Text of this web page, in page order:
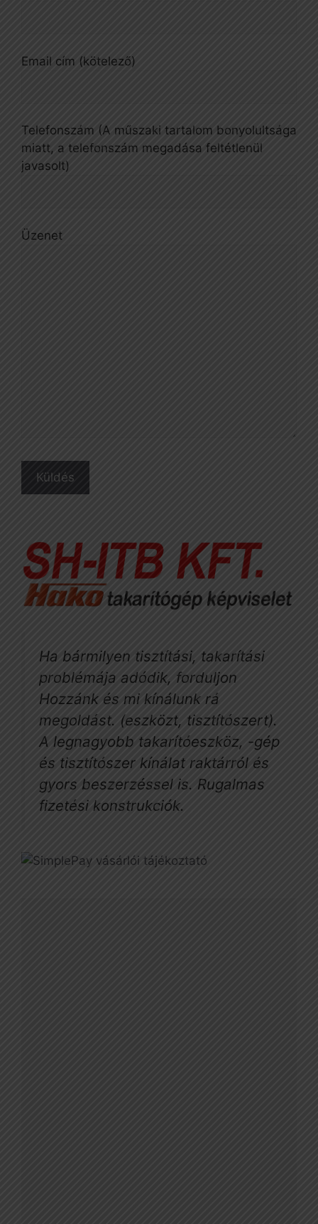
Email cím (kötelező)
Telefonszám (A műszaki tartalom bonyolultsága
miatt, a telefonszám megadása feltétlenül
javasolt)
Üzenet
Ha bármilyen tisztítási, takarítási
problémája adódik, forduljon
Hozzánk és mi kínálunk rá
megoldást. (eszközt, tisztítószert).
A legnagyobb takarítóeszköz, -gép
és tisztítószer kínálat raktárról és
gyors beszerzéssel is. Rugalmas
fizetési konstrukciók.